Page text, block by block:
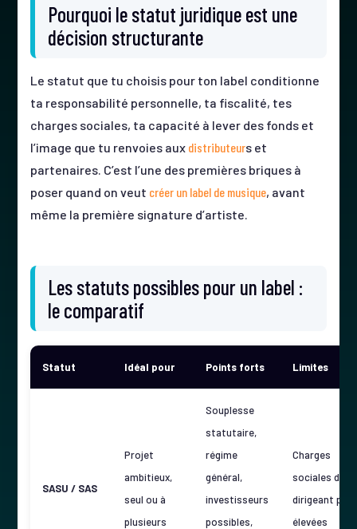
Pourquoi le statut juridique est une
décision structurante
Le statut que tu choisis pour ton label conditionne
ta responsabilité personnelle, ta fiscalité, tes
charges sociales, ta capacité à lever des fonds et
l’image que tu renvoies aux distributeurs et
partenaires. C’est l’une des premières briques à
poser quand on veut créer un label de musique, avant
même la première signature d’artiste.
Les statuts possibles pour un label :
le comparatif
Statut Idéal pour Points forts Limites
SASU / SAS
Projet
ambitieux,
seul ou à
plusieurs
Souplesse
statutaire,
régime
général,
investisseurs
possibles,
Charges
sociales du
dirigeant plus
élevées